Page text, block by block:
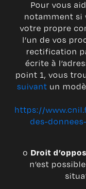
Pour vous
notamment si
votre propre
l’un de vos
rectification
écrite à
point 1, vous
suivant un
https://
des-
o Droit
n’est